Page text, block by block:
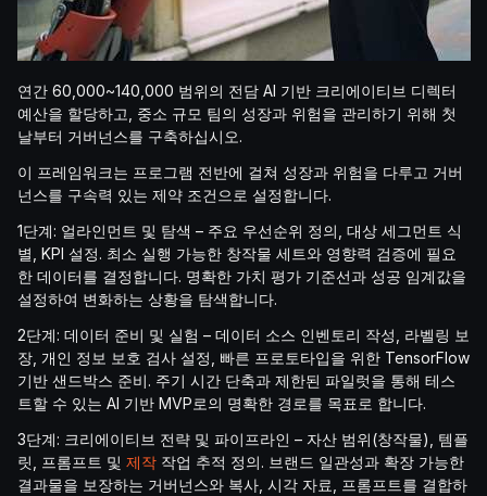
연간 60,000~140,000 범위의 전담 AI 기반 크리에이티브 디렉터
예산을 할당하고, 중소 규모 팀의 성장과 위험을 관리하기 위해 첫
날부터 거버넌스를 구축하십시오.
이 프레임워크는 프로그램 전반에 걸쳐 성장과 위험을 다루고 거버
넌스를 구속력 있는 제약 조건으로 설정합니다.
1단계: 얼라인먼트 및 탐색 – 주요 우선순위 정의, 대상 세그먼트 식
별, KPI 설정. 최소 실행 가능한 창작물 세트와 영향력 검증에 필요
한 데이터를 결정합니다. 명확한 가치 평가 기준선과 성공 임계값을
설정하여 변화하는 상황을 탐색합니다.
2단계: 데이터 준비 및 실험 – 데이터 소스 인벤토리 작성, 라벨링 보
장, 개인 정보 보호 검사 설정, 빠른 프로토타입을 위한 TensorFlow
기반 샌드박스 준비. 주기 시간 단축과 제한된 파일럿을 통해 테스
트할 수 있는 AI 기반 MVP로의 명확한 경로를 목표로 합니다.
3단계: 크리에이티브 전략 및 파이프라인 – 자산 범위(창작물), 템플
릿, 프롬프트 및 제작 작업 추적 정의. 브랜드 일관성과 확장 가능한
결과물을 보장하는 거버넌스와 복사, 시각 자료, 프롬프트를 결합하